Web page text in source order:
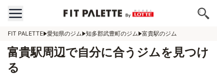
FIT PALETTE 愛知県のジム 知多郡武豊町のジム 富貴駅のジム
富貴駅周辺で自分に合うジムを見つけ
る